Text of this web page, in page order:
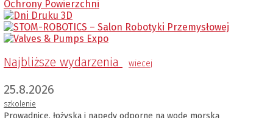
Najbliższe wydarzenia wiecej
25.8.2026
szkolenie
Prowadnice, łożyska i napędy odporne na wodę morską